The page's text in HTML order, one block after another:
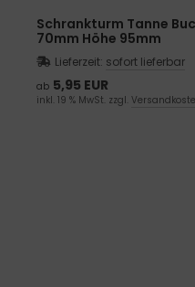
Schrankturm Tanne
70mm Höhe 95mm
Lieferzeit: sofort lieferbar
ab 5,95 EUR
inkl. 19 % MwSt. zzgl.